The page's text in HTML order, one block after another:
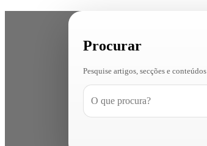
Procurar
Pesquise artigos, secções e conteúdos